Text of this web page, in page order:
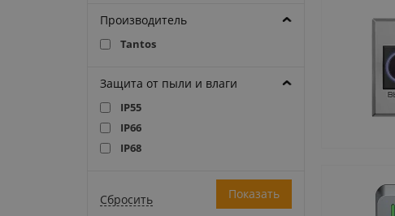
Производитель
Tantos
Защита от пыли и влаги
IP55
IP66
IP68